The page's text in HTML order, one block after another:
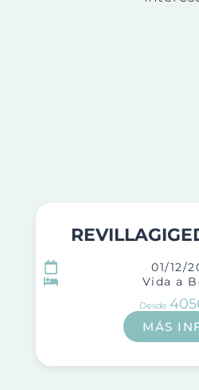
01/12/
Vida a
Desde
MÁS